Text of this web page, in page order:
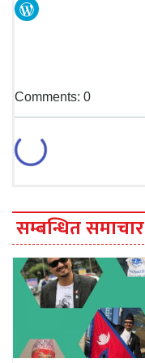
Comments: 0
सम्बन्धित समाचार